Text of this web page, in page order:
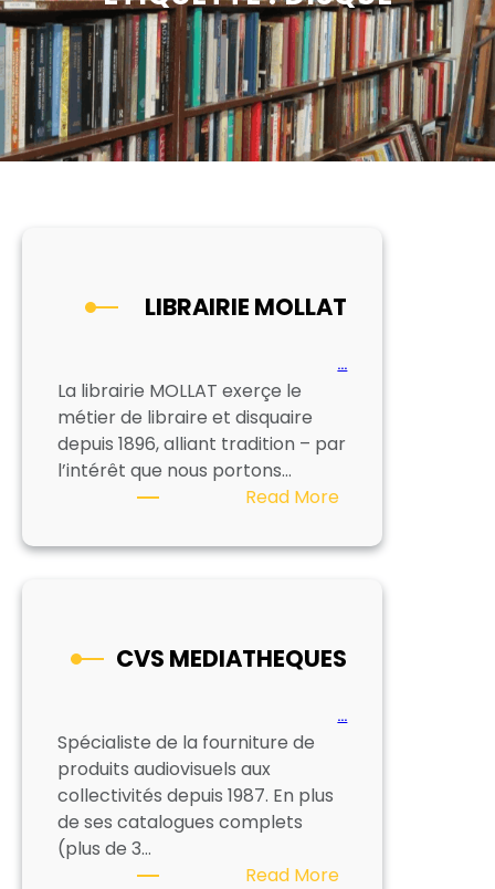
LIBRAIRIE MOLLAT
…
La librairie MOLLAT exerçe le
métier de libraire et disquaire
depuis 1896, alliant tradition – par
l’intérêt que nous portons…
Read More:
MOLLAT
CVS MEDIATHEQUES
…
Spécialiste de la fourniture de
produits audiovisuels aux
collectivités depuis 1987. En plus
de ses catalogues complets
(plus de 3…
Read More: